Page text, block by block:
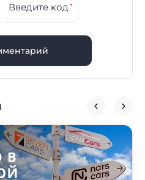
Введите код*